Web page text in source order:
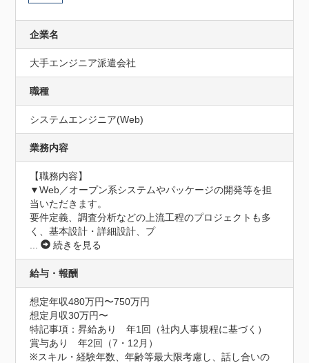
企業名
大手エンジニア派遣会社
職種
システムエンジニア(Web)
業務内容
【職務内容】
▼Web／オープン系システムやパッケージの開発等を担
当いただきます。
要件定義、調査分析などの上流工程のプロジェクトも多
く、基本設計・詳細設計、プ
...
続きを見る
給与・報酬
想定年収480万円〜750万円
想定月収30万円〜
特記事項：昇給あり　年1回（社内人事規程に基づく）
賞与あり　年2回（7・12月）
※スキル・経験年数、年齢等最大限考慮し、話し合いの